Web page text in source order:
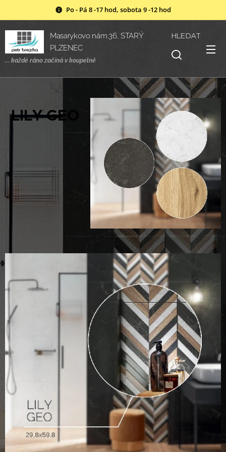
Po - Pá 8 -17 hod, sobota 9 -12 hod
Masarykovo nám.36, STARÝ
PLZENEC
... každé ráno začíná v koupelně
HLEDAT
LILY GEO